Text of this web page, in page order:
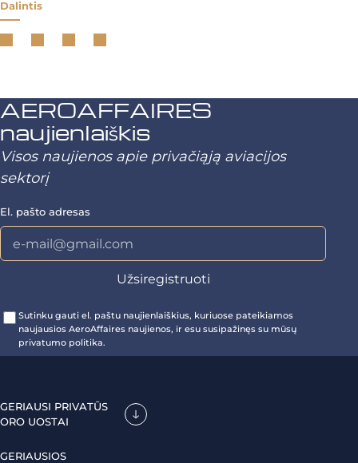
Dalintis
AEROAFFAIRES
naujienlaiškis
Visos naujienos apie privačiąją aviacijos
sektorį
El. pašto adresas
Sutinku gauti el. paštu naujienlaiškius, kuriuose pateikiamos
naujausios AeroAffaires naujienos, ir esu susipažinęs su mūsų
privatumo politika.
GERIAUSI PRIVATŪS
ORO UOSTAI
GERIAUSIOS